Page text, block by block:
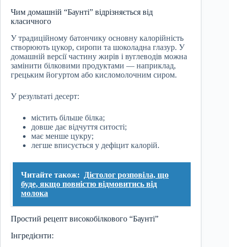
Чим домашній “Баунті” відрізняється від
класичного
У традиційному батончику основну калорійність
створюють цукор, сиропи та шоколадна глазур. У
домашній версії частину жирів і вуглеводів можна
замінити білковими продуктами — наприклад,
грецьким йогуртом або кисломолочним сиром.
У результаті десерт:
містить більше білка;
довше дає відчуття ситості;
має менше цукру;
легше вписується у дефіцит калорій.
Читайте також:
Дієтолог розповіла, що
буде, якщо повністю відмовитись від
молока
Простий рецепт високобілкового “Баунті”
Інгредієнти: